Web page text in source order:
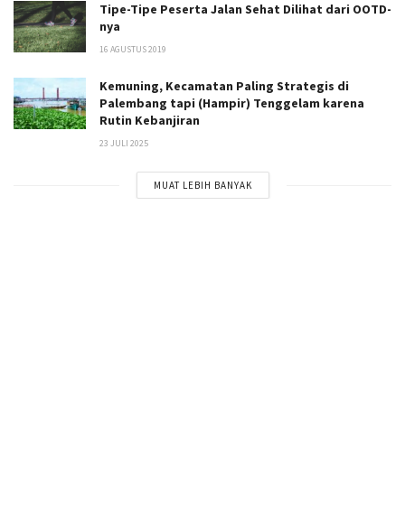
Tipe-Tipe Peserta Jalan Sehat Dilihat dari OOTD-
nya
16 AGUSTUS 2019
Kemuning, Kecamatan Paling Strategis di
Palembang tapi (Hampir) Tenggelam karena
Rutin Kebanjiran
23 JULI 2025
MUAT LEBIH BANYAK